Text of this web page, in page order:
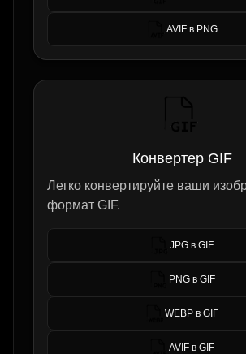
AVIF в PNG
Конвертер GIF
Легко конвертируйте ваши
формат GIF.
JPG в GIF
PNG в GIF
WEBP в GIF
AVIF в GIF